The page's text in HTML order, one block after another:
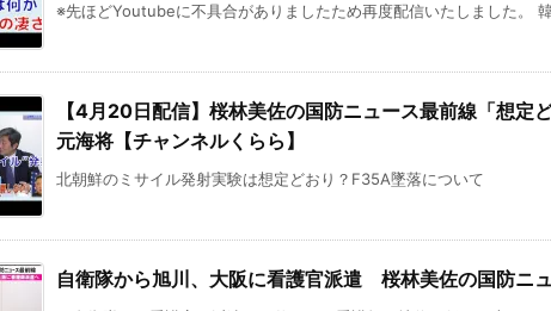
※先ほどYoutubeに不具合がありましたため再度配信いたしました。
【4月20日配信】桜林美佐の国防ニュース最前線「想
元海将【チャンネルくらら】
北朝鮮のミサイル発射実験は想定どおり？F35A墜落について
自衛隊から旭川、大阪に看護官派遣 桜林美佐の国防ニ